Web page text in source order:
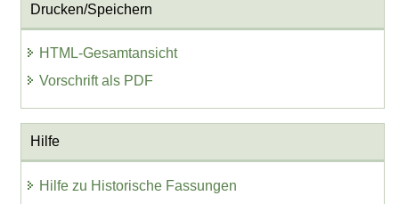
Drucken/Speichern
HTML-Gesamtansicht
Vorschrift als PDF
Hilfe
Hilfe zu Historische Fassungen